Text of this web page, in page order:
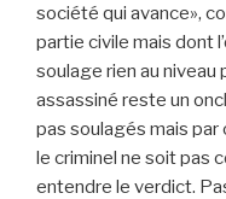
société qui avance»,
partie civile mais dont
soulage rien au niveau
assassiné reste un
pas soulagés mais
le criminel ne soit pas
entendre le verdict.